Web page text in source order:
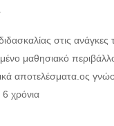
στις ανάγκες
μαθησιακό
αποτελέσματα.ος
χρόνια